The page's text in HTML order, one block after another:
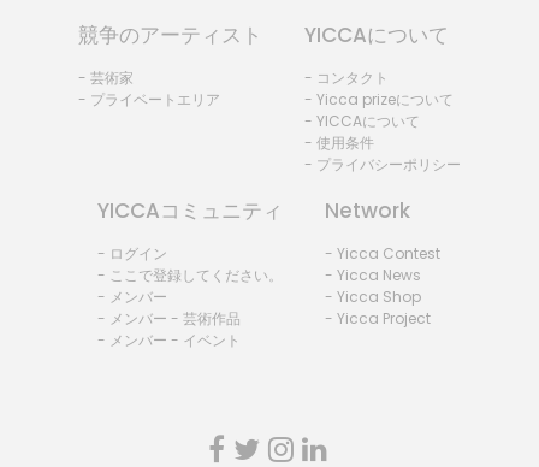
競争のアーティスト
- 芸術家
- プライベートエリア
YICCAについて
- コンタクト
- Yicca prizeについて
- YICCAについて
- 使用条件
- プライバシーポリシー
YICCAコミュニティ
- ログイン
- ここで登録してください。
- メンバー
- メンバー - 芸術作品
- メンバー - イベント
Network
- Yicca Contest
- Yicca News
- Yicca Shop
- Yicca Project